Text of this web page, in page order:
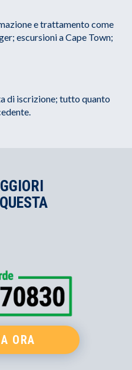
e trattamento come
escursioni a Cape Town;
di iscrizione; tutto quanto
ORA